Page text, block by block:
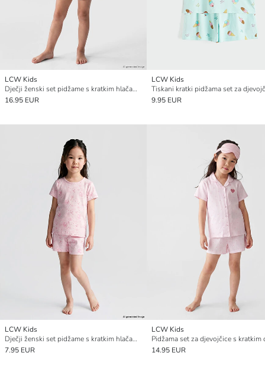
LCW Kids
Dječji ženski set pidžame s kratkim hlačama i printom Barbie
16.95 EUR
LCW Kids
Tiskani kratki pidžama set za
9.95 EUR
LCW Kids
Dječji ženski set pidžame s kratkim hlačama i printom Barbie
7.95 EUR
LCW Kids
14.95 EUR